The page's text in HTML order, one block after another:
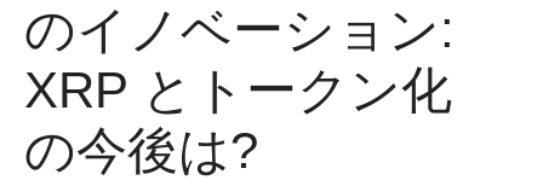
のイノベーション:
XRP とトークン化
の今後は?